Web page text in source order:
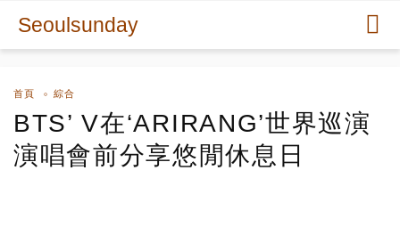
Seoulsunday
首頁 綜合
BTS’ V在‘ARIRANG’世界巡演
演唱會前分享悠閒休息日